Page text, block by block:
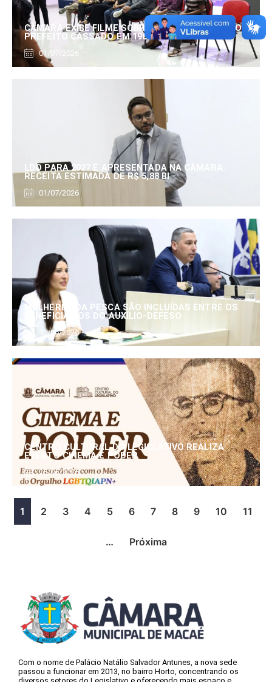
CÂMARA EXIBE FILME SOBRE EDUARDO SERRANO,
PREFEITO CASSADO EM 1960
01/07/2026
LDO PARA 2027 É APRESENTADA NA CÂMARA:
RECEITA ESTIMADA DE R$ 5,88 BI
01/07/2026
MULHERES DA PESCA SÃO INCLUÍDAS ENTRE OS
BENEFICIÁRIOS DO AUXÍLIO-DEFESO
30/06/2026
CENTRO CULTURAL DO LEGISLATIVO REALIZA
EVENTO CINEMA E PODER
25/06/2026
1 2 3 4 5 6 7 8 9 10 11
… Próxima
Com o nome de Palácio Natálio Salvador Antunes, a nova sede
passou a funcionar em 2013, no bairro Horto, concentrando os